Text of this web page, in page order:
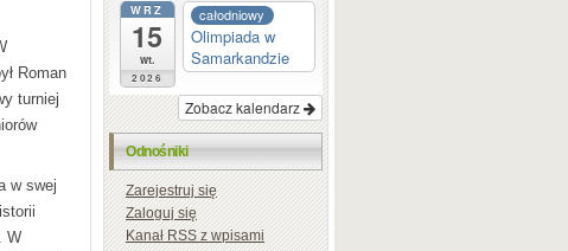
Roman
turniej
w swej
W
WRZ
15
wt.
2026
całodniowy
Olimpiada w
Samarkandzie
Zobacz kalendarz
Odnośniki
Zarejestruj się
Zaloguj się
KanałRSSz wpisami